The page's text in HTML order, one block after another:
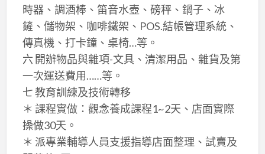
時器、調酒棒、笛音水壺、磅秤、鍋子、冰
鏟、儲物架、咖啡鐵架、POS.結帳管理系統、
傳真機、打卡鐘、桌椅…等。
六 開辦物品與雜項-文具、清潔用品、雜貨及第
一次運送費用……等。
七 教育訓練及技術轉移
＊ 課程實做：觀念養成課程1~2天、店面實際
操做30天。
＊ 派專業輔導人員支援指導店面整理、試賣及